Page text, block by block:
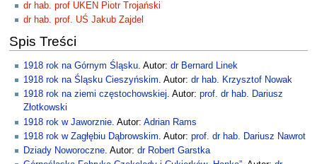
dr hab. prof UKEN Piotr Trojański
dr hab. prof. UŚ Jakub Zajdel
Spis Treści
1918 rok na Górnym Śląsku. Autor: dr Bernard Linek
1918 rok na Śląsku Cieszyńskim. Autor: dr hab. Krzysztof Nowak
1918 rok na ziemi częstochowskiej. Autor: prof. dr hab. Dariusz
Złotkowski
1918 rok w Jaworznie . Autor: Adrian Rams
1918 rok w Zagłębiu Dąbrowskim. Autor: prof. dr hab. Dariusz Nawrot
Dziady Noworoczne. Autor: dr Robert Garstka